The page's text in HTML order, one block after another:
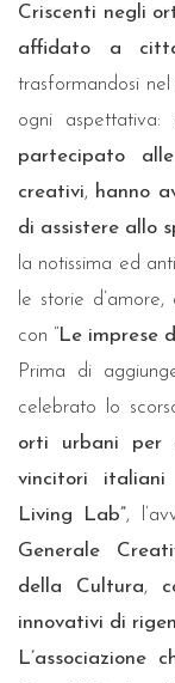
Criscenti negli
affidato a
trasformandosi
ogni aspettativa:
partecipato
creativi, hanno
di assistere allo
la notissima ed
le storie
con “Le imprese
Prima di
celebrato lo
orti urbani per
vincitori italiani
Living Lab”,
Generale
della Cultura,
innovativi di